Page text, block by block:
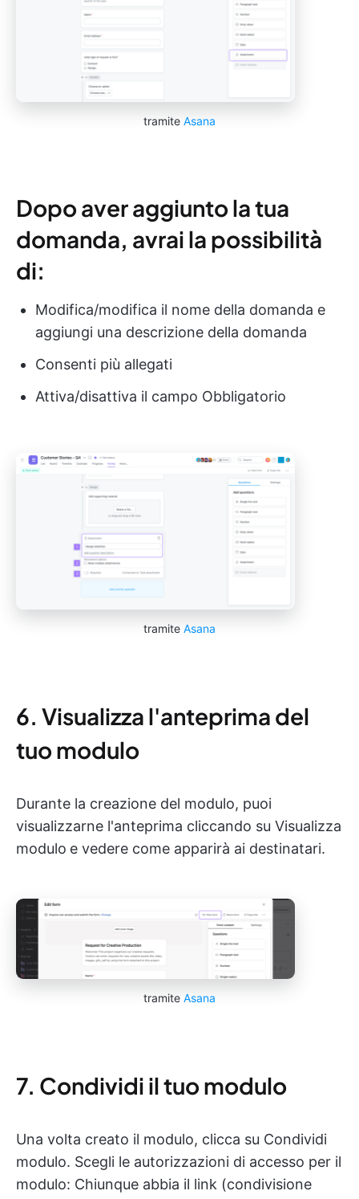
tramite Asana
Dopo aver aggiunto la tua
domanda, avrai la possibilità
di:
Modifica/modifica il nome della domanda e
aggiungi una descrizione della domanda
Consenti più allegati
Attiva/disattiva il campo Obbligatorio
tramite Asana
6. Visualizza l'anteprima del
tuo modulo
Durante la creazione del modulo, puoi
visualizzarne l'anteprima cliccando su Visualizza
modulo e vedere come apparirà ai destinatari.
tramite Asana
7. Condividi il tuo modulo
Una volta creato il modulo, clicca su Condividi
modulo. Scegli le autorizzazioni di accesso per il
modulo: Chiunque abbia il link (condivisione